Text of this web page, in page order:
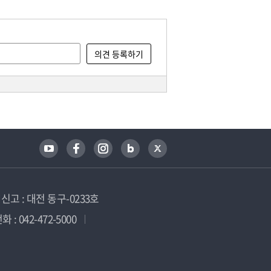
고 : 대전 동구-0233호
: 042-472-5000